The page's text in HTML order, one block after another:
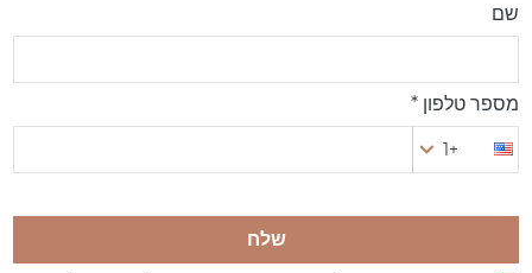
שם
מספר טלפון *
+1
שלח